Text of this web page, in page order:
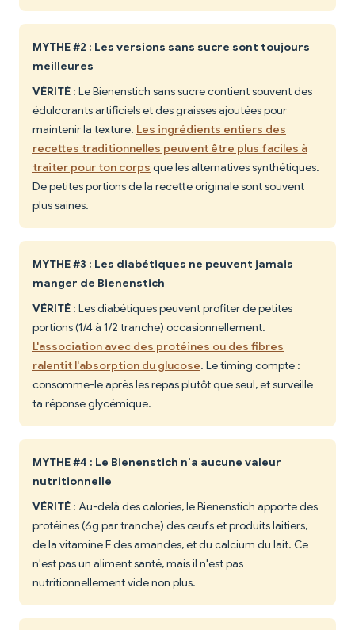
MYTHE #2 : Les versions sans sucre sont toujours
meilleures
VÉRITÉ : Le Bienenstich sans sucre contient souvent des
édulcorants artificiels et des graisses ajoutées pour
maintenir la texture. Les ingrédients entiers des
recettes traditionnelles peuvent être plus faciles à
traiter pour ton corps que les alternatives synthétiques.
De petites portions de la recette originale sont souvent
plus saines.
MYTHE #3 : Les diabétiques ne peuvent jamais
manger de Bienenstich
VÉRITÉ : Les diabétiques peuvent profiter de petites
portions (1/4 à 1/2 tranche) occasionnellement.
L'association avec des protéines ou des fibres
ralentit l'absorption du glucose. Le timing compte :
consomme-le après les repas plutôt que seul, et surveille
ta réponse glycémique.
MYTHE #4 : Le Bienenstich n'a aucune valeur
nutritionnelle
VÉRITÉ : Au-delà des calories, le Bienenstich apporte des
protéines (6g par tranche) des œufs et produits laitiers,
de la vitamine E des amandes, et du calcium du lait. Ce
n'est pas un aliment santé, mais il n'est pas
nutritionnellement vide non plus.